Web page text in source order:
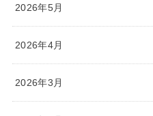
2026年5月
2026年4月
2026年3月